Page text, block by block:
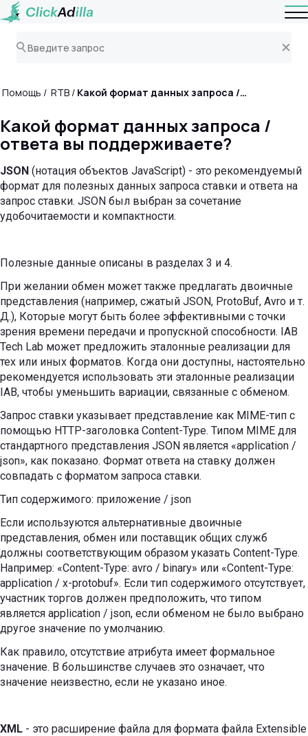
Помощь RTB Какой формат данных запроса / ответа вы поддерживаете?
Какой формат данных запроса /
ответа вы поддерживаете?
JSON (нотация объектов JavaScript) - это рекомендуемый
формат для полезных данных запроса ставки и ответа на
запрос ставки. JSON был выбран за сочетание
удобочитаемости и компактности.
Полезные данные описаны в разделах 3 и 4.
При желании обмен может также предлагать двоичные
представления (например, сжатый JSON, ProtoBuf, Avro и т.
Д.), Которые могут быть более эффективными с точки
зрения времени передачи и пропускной способности. IAB
Tech Lab может предложить эталонные реализации для
тех или иных форматов. Когда они доступны, настоятельно
рекомендуется использовать эти эталонные реализации
IAB, чтобы уменьшить вариации, связанные с обменом.
Запрос ставки указывает представление как MIME-тип с
помощью HTTP-заголовка Content-Type. Типом MIME для
стандартного представления JSON является «application /
json», как показано. Формат ответа на ставку должен
совпадать с форматом запроса ставки.
Тип содержимого: приложение / json
Если используются альтернативные двоичные
представления, обмен или поставщик общих служб
должны соответствующим образом указать Content-Type.
Например: «Content-Type: avro / binary» или «Content-Type:
application / x-protobuf». Если тип содержимого отсутствует,
участник торгов должен предположить, что типом
является application / json, если обменом не было выбрано
другое значение по умолчанию.
Как правило, отсутствие атрибута имеет формальное
значение. В большинстве случаев это означает, что
значение неизвестно, если не указано иное.
XML - это расширение файла для формата файла Extensible